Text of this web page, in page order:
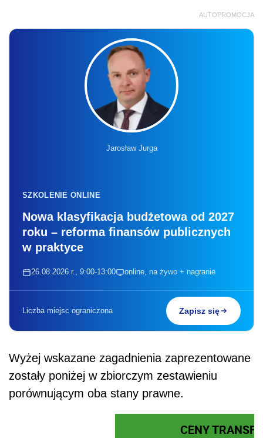
AUTOPROMOCJA
Jarosław Jurga
SZKOLENIE ONLINE
Nowa klasyfikacja budżetowa od 2027
roku – reforma finansów publicznych
w praktyce
26.08.2026 r., 9:00-13:00 online, na żywo + nagranie
Liczba miejsc ograniczona Zapisz się
Wyżej wskazane zagadnienia zaprezentowane
zostały poniżej w zbiorczym zestawieniu
porównującym oba stany prawne.
CENY